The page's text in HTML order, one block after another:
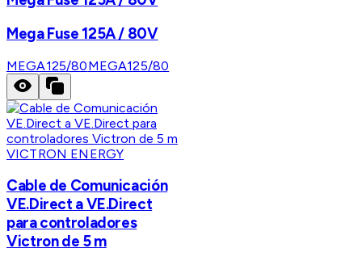
Mega Fuse 125A / 80V
MEGA125/80MEGA125/80
VICTRON ENERGY
Cable de Comunicación
VE.Direct a VE.Direct
para controladores
Victron de 5 m